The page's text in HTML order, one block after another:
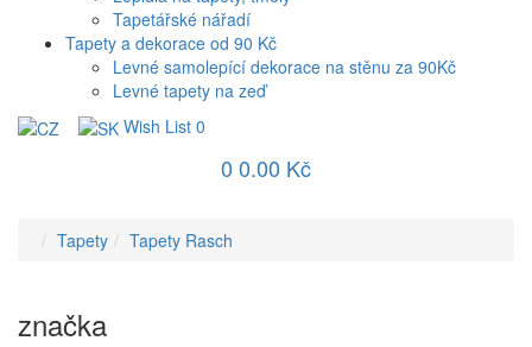
Tapetářské nářadí
Tapety a dekorace od 90 Kč
Levné samolepící dekorace na stěnu za 90Kč
Levné tapety na zeď
Wish List 0
0 0.00 Kč
Tapety Tapety Rasch
značka